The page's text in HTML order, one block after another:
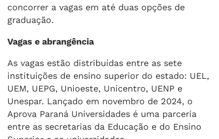
concorrer a vagas em até duas opções de
graduação.
Vagas e abrangência
As vagas estão distribuídas entre as sete
instituições de ensino superior do estado: UEL,
UEM, UEPG, Unioeste, Unicentro, UENP e
Unespar. Lançado em novembro de 2024, o
Aprova Paraná Universidades é uma parceria
entre as secretarias da Educação e do Ensino